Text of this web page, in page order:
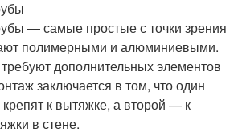
— самые простые с точки зрения
полимерными и алюминиевыми.
дополнительных элементов
заключается в том, что один
к вытяжке, а второй — к
в стене.